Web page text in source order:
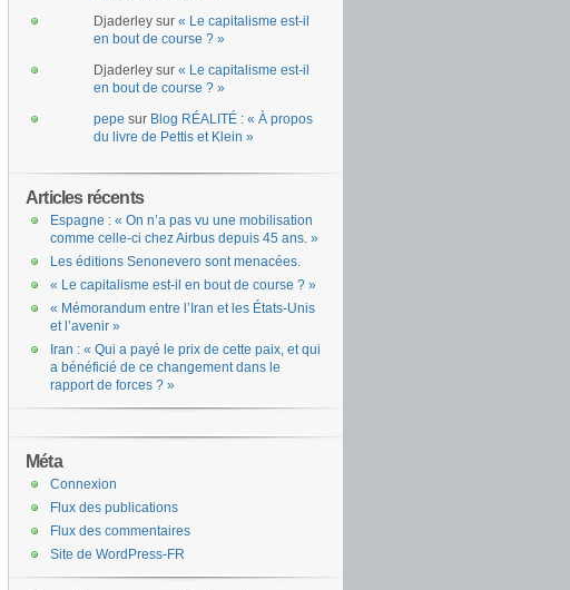
Djaderley sur « Le capitalisme est-il
en bout de course ? »
Djaderley sur « Le capitalisme est-il
en bout de course ? »
pepe sur Blog RÉALITÉ : « À propos
du livre de Pettis et Klein »
Articles récents
Espagne : « On n’a pas vu une mobilisation
comme celle-ci chez Airbus depuis 45 ans. »
Les éditions Senonevero sont menacées.
« Le capitalisme est-il en bout de course ? »
« Mémorandum entre l’Iran et les États-Unis
et l’avenir »
Iran : « Qui a payé le prix de cette paix, et qui
a bénéficié de ce changement dans le
rapport de forces ? »
Méta
Connexion
Flux des publications
Flux des commentaires
Site de WordPress-FR